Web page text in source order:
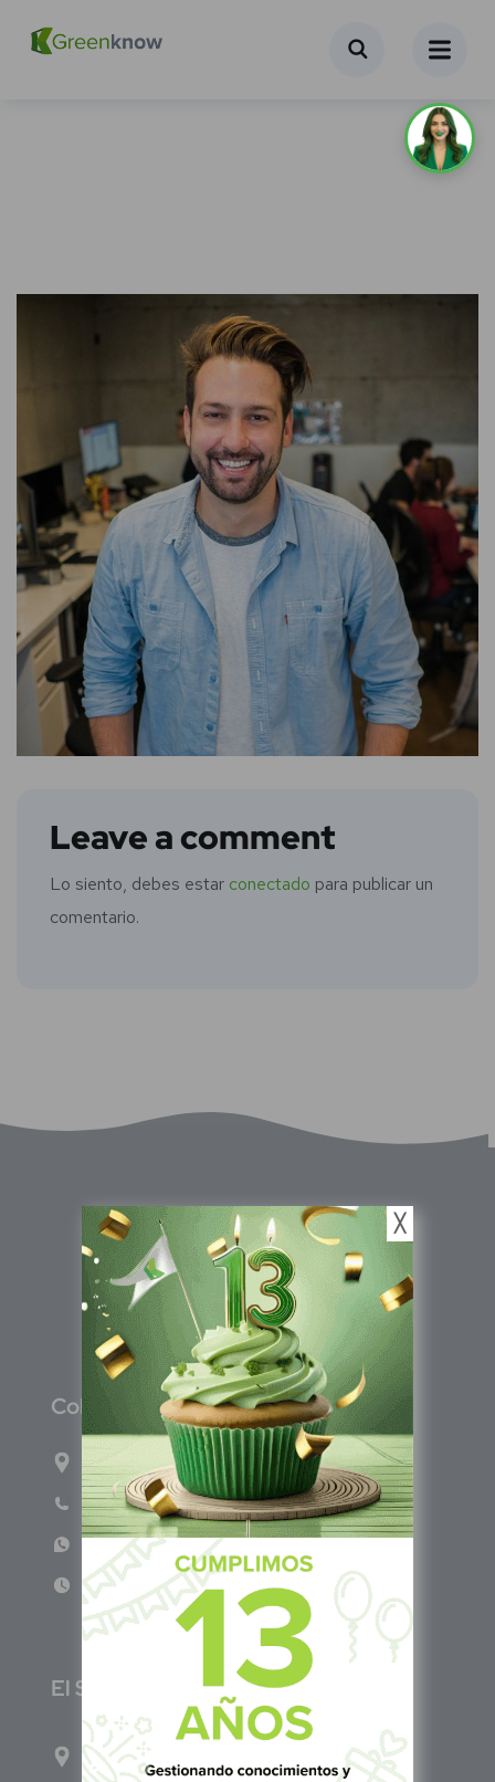
Leave a comment
Lo siento, debes estar conectado para publicar un
comentario.
Colombia
Carrera 71G #117-67 INT 3 OFI 701
Teléfono: (601) 522 3869
WhatsApp: +57 317 4651554
Lun - Vie 8:00am - 5:00pm
El Salvador
1ro Cll Pte, y 61 Av Nte, #3206, Local 9, San
Salvador Centro
╳